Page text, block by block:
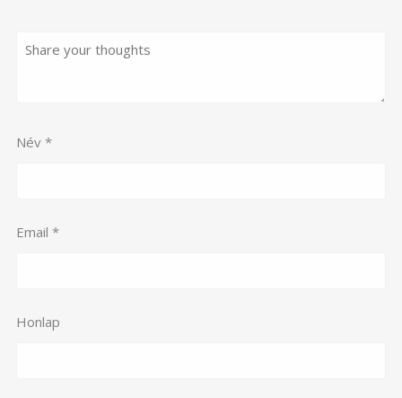
Név *
Email *
Honlap